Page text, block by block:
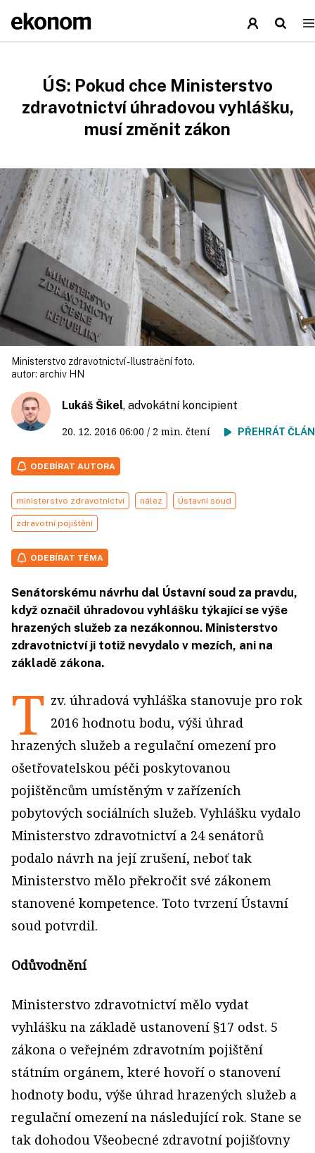
ÚS: Pokud chce Ministerstvo
zdravotnictví úhradovou vyhlášku,
musí změnit zákon
Ministerstvo zdravotnictví - Ilustrační foto.
autor: archiv HN
Lukáš Šikel, advokátní koncipient
20. 12. 2016 06:00 / 2 min. čtení PŘEHRÁT
ODEBÍRAT AUTORA
ministerstvo zdravotnictví nález Ústavní soud
zdravotní pojištění
ODEBÍRAT TÉMA
Senátorskému návrhu dal Ústavní soud za pravdu,
když označil úhradovou vyhlášku týkající se výše
hrazených služeb za nezákonnou. Ministerstvo
zdravotnictví ji totiž nevydalo v mezích, ani na
základě zákona.
T zv. úhradová vyhláška stanovuje pro rok
2016 hodnotu bodu, výši úhrad
hrazených služeb a regulační omezení pro
ošetřovatelskou péči poskytovanou
pojištěncům umístěným v zařízeních
pobytových sociálních služeb. Vyhlášku vydalo
Ministerstvo zdravotnictví a 24 senátorů
podalo návrh na její zrušení, neboť tak
Ministerstvo mělo překročit své zákonem
stanovené kompetence. Toto tvrzení Ústavní
soud potvrdil.
Odůvodnění
Ministerstvo zdravotnictví mělo vydat
vyhlášku na základě ustanovení §17 odst. 5
zákona o veřejném zdravotním pojištění
státním orgánem, které hovoří o stanovení
hodnoty bodu, výše úhrad hrazených služeb a
regulační omezení na následující rok. Stane se
tak dohodou Všeobecné zdravotní pojišťovny